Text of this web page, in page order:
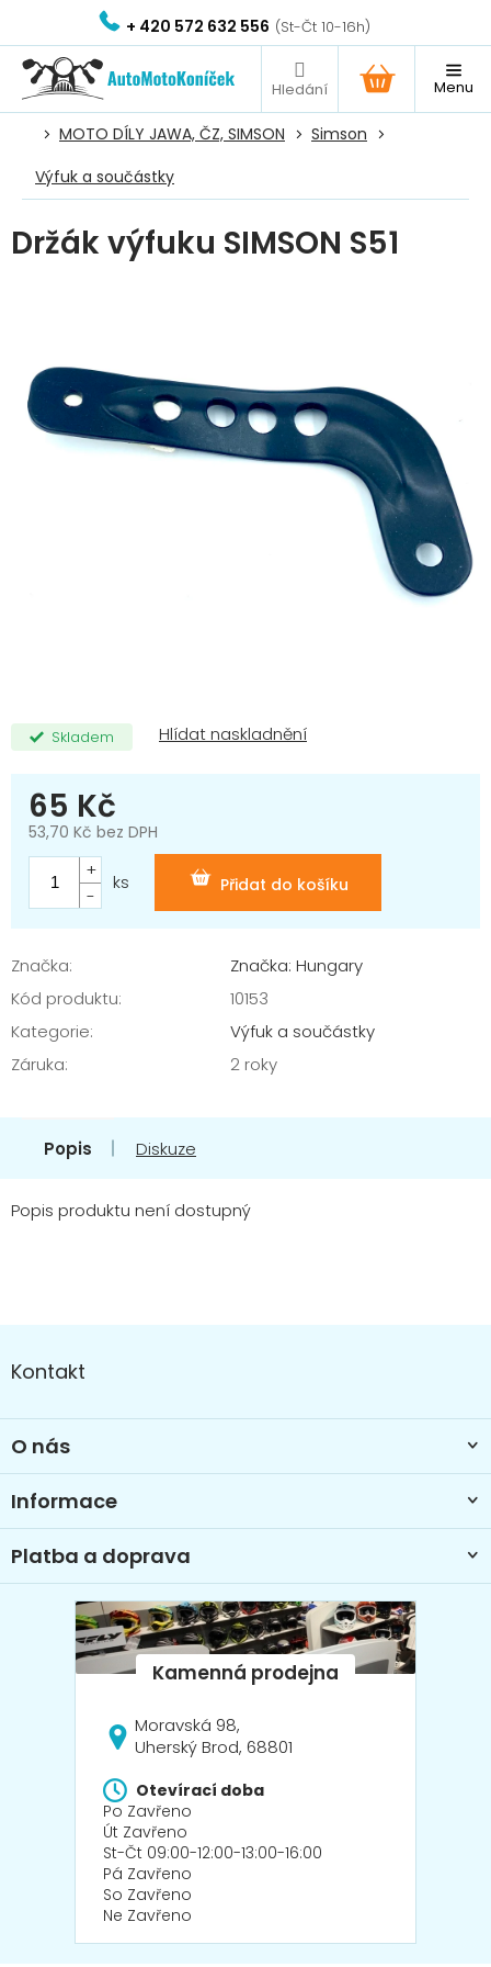
obsah
+ 420 572 632 556
NÁKUPNÍ
KOŠÍK
MOTO DÍLY JAWA, ČZ, SIMSON
Simson
Výfuk a součástky
Držák výfuku SIMSON S51
Skladem
65 Kč
53,70 Kč bez DPH
Měrná
cena:
Přidat do košíku
ks
Značka:
Značka: Hungary
Kód produktu:
10153
Kategorie:
Výfuk a součástky
Záruka: 2 roky
Popis Diskuze
Popis produktu není dostupný
á
pKontakt
O nás
Informace
Platba a doprava
Moravská 98,
Uherský Brod, 68801
Otevírací doba
Po Zavřeno
Út Zavřeno
St-Čt 09:00-12:00-13:00-16:00
Pá Zavřeno
So Zavřeno
Ne Zavřeno